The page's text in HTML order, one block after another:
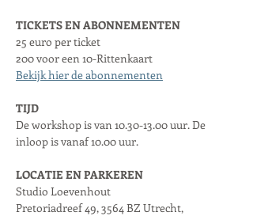
TICKETS EN ABONNEMENTEN
25 euro per ticket
200 voor een 10-Rittenkaart
Bekijk hier de abonnementen
TIJD
De workshop is van 10.30-13.00 uur. De
inloop is vanaf 10.00 uur.
LOCATIE EN PARKEREN
Studio Loevenhout
Pretoriadreef 49, 3564 BZ Utrecht,